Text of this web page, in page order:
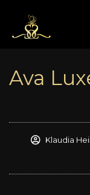
treści
Ava
Klaudia